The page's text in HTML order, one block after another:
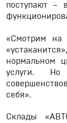
поступают –
«Смотрим на
нормальном
услуги. Но
себя».
Склады